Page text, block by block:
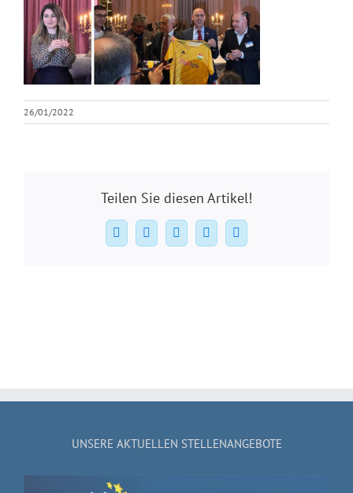
26/01/2022
Teilen Sie diesen Artikel!
Facebook
X WhatsAppPinterest
E-
Mail
UNSERE AKTUELLEN STELLENANGEBOTE